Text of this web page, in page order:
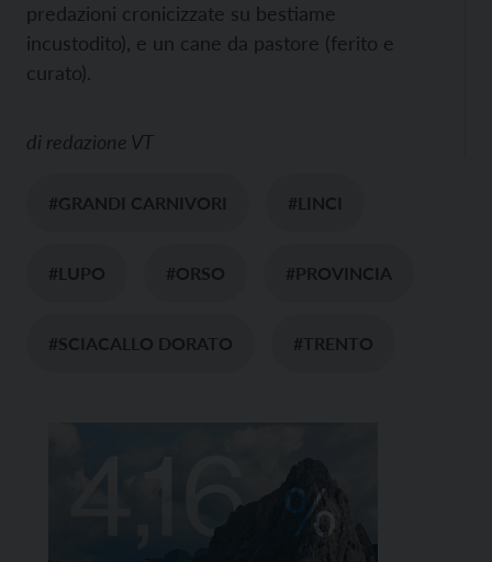
predazioni cronicizzate su bestiame
incustodito), e un cane da pastore (ferito e
curato).
di redazione VT
#GRANDI CARNIVORI #LINCI
#LUPO #ORSO #PROVINCIA
#SCIACALLO DORATO #TRENTO